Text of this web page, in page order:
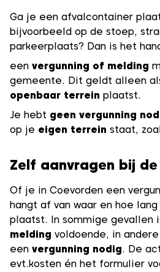
Ga je een afvalcontainer
bijvoorbeeld op de stoep,
parkeerplaats? Dan is het
een vergunning of melding
gemeente. Dit geldt alleen
openbaar terrein plaatst.
Je hebt geen vergunning
op je eigen terrein staat,
Zelf aanvragen bij
Of je in Coevorden een
hangt af van waar en hoe
plaatst. In sommige gevallen
melding voldoende, in
een vergunning nodig. De
evt.kosten én het formulier